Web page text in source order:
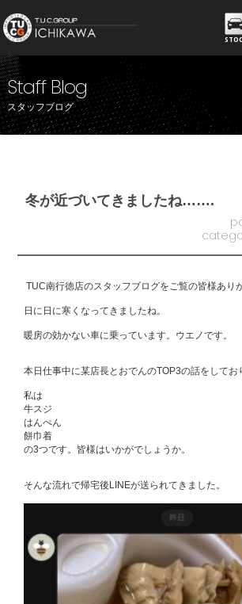
Staff Blog
スタッフブログ
冬が近づいてきましたね…….
TUC南行徳店のスタッフブログをご覧の皆様あり
日に日に寒くなってきましたね。
暖房の効かない車に乗っています。ウエノです。
本日仕事中に某店長とおでんのTOP3の話をしてお
私は
牛スジ
はんぺん
餅巾着
の3つです。皆様はいかがでしょうか。
そんな流れで帰宅後LINEが送られてきました。